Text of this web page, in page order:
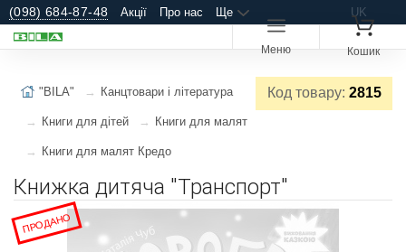
(098) 684-87-48 Акції Про нас Ще UK
Меню Кошик
Код товару: 2815
"BILA" Канцтовари і література
Книги для дітей Книги для малят
Книги для малят Кредо
Книжка дитяча "Транспорт"
ПРОДАНО